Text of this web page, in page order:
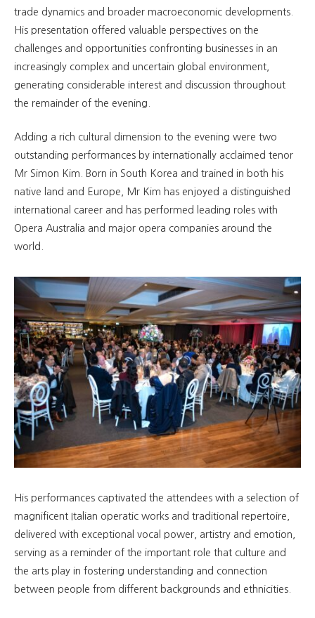
trade dynamics and broader macroeconomic developments.
His presentation offered valuable perspectives on the
challenges and opportunities confronting businesses in an
increasingly complex and uncertain global environment,
generating considerable interest and discussion throughout
the remainder of the evening.
Adding a rich cultural dimension to the evening were two
outstanding performances by internationally acclaimed tenor
Mr Simon Kim. Born in South Korea and trained in both his
native land and Europe, Mr Kim has enjoyed a distinguished
international career and has performed leading roles with
Opera Australia and major opera companies around the
world.
His performances captivated the attendees with a selection of
magnificent Italian operatic works and traditional repertoire,
delivered with exceptional vocal power, artistry and emotion,
serving as a reminder of the important role that culture and
the arts play in fostering understanding and connection
between people from different backgrounds and ethnicities.